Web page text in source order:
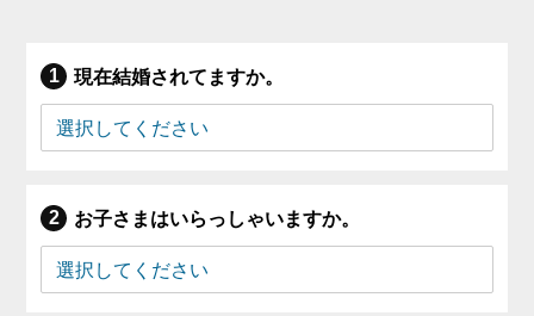
現在結婚されてますか。
お子さまはいらっしゃいますか。